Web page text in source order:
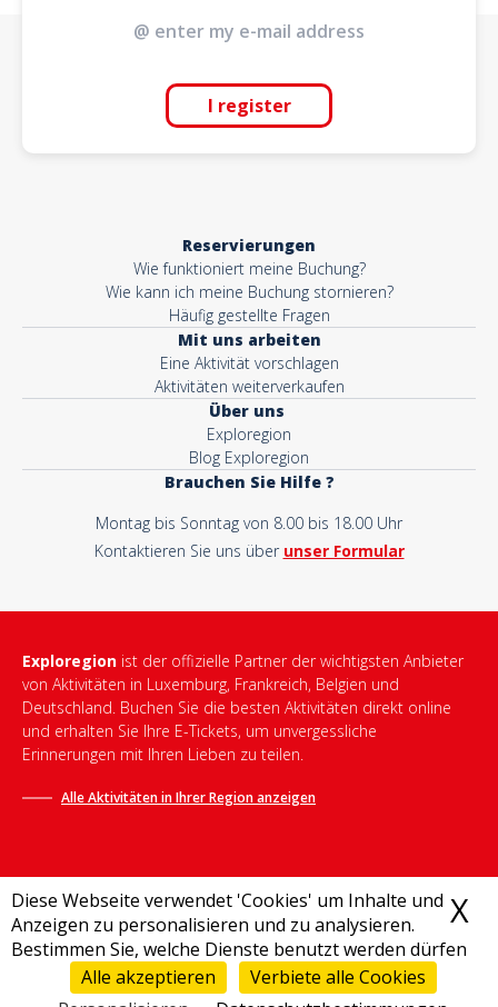
Diese Webseite verwendet 'Cookies' um Inhalte und
Anzeigen zu personalisieren und zu analysieren.
Bestimmen Sie, welche Dienste benutzt werden dürfen
Alle akzeptieren
Verbiete alle Cookies
X
I register
Reservierungen
Wie funktioniert meine Buchung?
Wie kann ich meine Buchung stornieren?
Häufig gestellte Fragen
Mit uns arbeiten
Eine Aktivität vorschlagen
Aktivitäten weiterverkaufen
Über uns
Exploregion
Blog Exploregion
Brauchen Sie Hilfe ?
Montag bis Sonntag von 8.00 bis 18.00 Uhr
Kontaktieren Sie uns über unser Formular
Exploregion ist der offizielle Partner der wichtigsten Anbieter
von Aktivitäten in Luxemburg, Frankreich, Belgien und
Deutschland. Buchen Sie die besten Aktivitäten direkt online
und erhalten Sie Ihre E-Tickets, um unvergessliche
Erinnerungen mit Ihren Lieben zu teilen.
Alle Aktivitäten in Ihrer Region anzeigen
Allgemeine Geschäftsbedingungen-Datenschutzrichtlinie-
Impressum-Destination Bonjour-Sitemap